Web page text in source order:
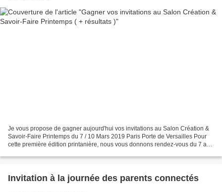
Je vous propose de gagner aujourd'hui vos invitations au Salon Création &
Savoir-Faire Printemps du 7 / 10 Mars 2019 Paris Porte de Versailles Pour
cette première édition printanière, nous vous donnons rendez-vous du 7 au
Invitation à la journée des parents connectés